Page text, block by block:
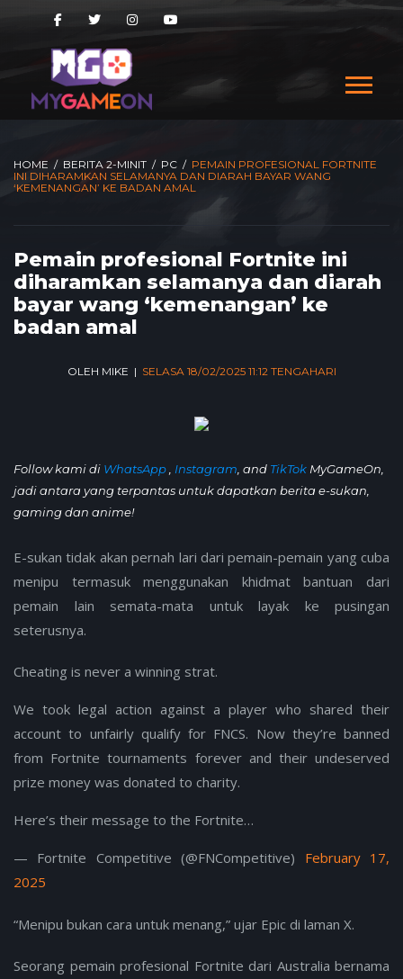
HOME / BERITA 2-MINIT / PC / PEMAIN PROFESIONAL FORTNITE
INI DIHARAMKAN SELAMANYA DAN DIARAH BAYAR WANG
‘KEMENANGAN’ KE BADAN AMAL
Pemain profesional Fortnite ini
diharamkan selamanya dan diarah
bayar wang ‘kemenangan’ ke
badan amal
OLEH MIKE | SELASA 18/02/2025 11:12 TENGAHARI
Follow kami di WhatsApp Instagram , and TikTok MyGameOn,
jadi antara yang terpantas untuk dapatkan berita e-sukan,
gaming dan anime!
E-sukan tidak akan pernah lari dari pemain-pemain yang cuba
menipu termasuk menggunakan khidmat bantuan dari
pemain lain semata-mata untuk layak ke pusingan
seterusnya.
Cheating is never a winning strat.
We took legal action against a player who shared their
account to unfairly qualify for FNCS. Now they’re banned
from Fortnite tournaments forever and their undeserved
prize money was donated to charity.
Here’s their message to the Fortnite…
— Fortnite Competitive (@FNCompetitive) February 17,
2025
“Menipu bukan cara untuk menang,” ujar Epic di laman X.
Seorang pemain profesional Fortnite dari Australia bernama